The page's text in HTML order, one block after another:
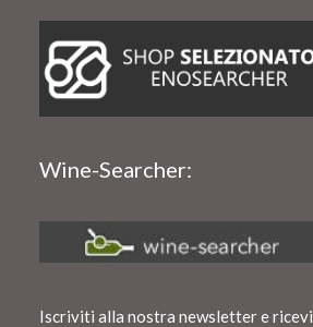
Wine-Searcher:
Iscriviti alla nostra newsletter e ricevi